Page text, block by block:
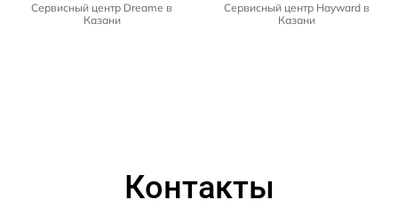
Сервисный центр Dreame в
Казани
Сервисный центр Hayward в
Казани
Контакты